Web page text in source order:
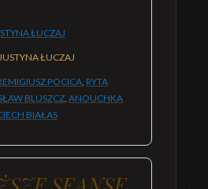
ŁUCZAJ
ŁUCZAJ
POCICA, RYTA
BLUSZCZ, ANOUCHKA
BIAŁAS